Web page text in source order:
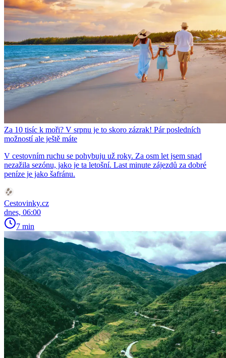
Za 10 tisíc k moři? V srpnu je to skoro zázrak! Pár posledních
možností ale ještě máte
V cestovním ruchu se pohybuju už roky. Za osm let jsem snad
nezažila sezónu, jako je ta letošní. Last minute zájezdů za dobré
peníze je jako šafránu.
Cestovinky.cz
dnes, 06:00
7 min